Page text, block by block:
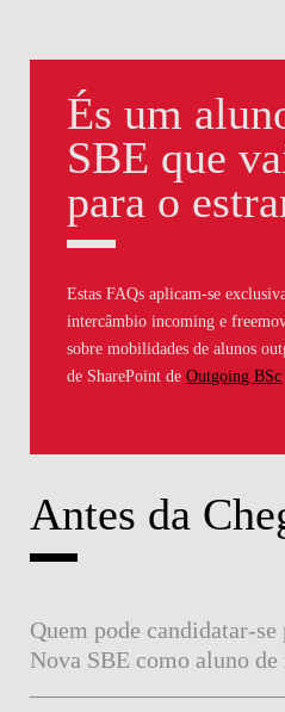
És um
SBE que
para o
Estas FAQs aplicam-se
intercâmbio incoming e
sobre mobilidades de alunos
de SharePoint deOutgoing BSc
Antes da
Quem pode candidatar-se
Nova SBE como aluno